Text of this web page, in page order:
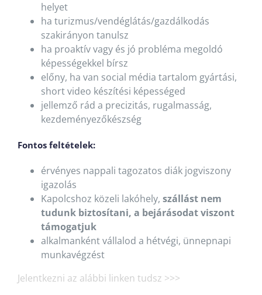
helyet
ha turizmus/vendéglátás/gazdálkodás
szakirányon tanulsz
ha proaktív vagy és jó probléma megoldó
képességekkel bírsz
előny, ha van social média tartalom gyártási,
short video készítési képességed
jellemző rád a precizitás, rugalmasság,
kezdeményezőkészség
Fontos feltételek:
érvényes nappali tagozatos diák jogviszony
igazolás
Kapolcshoz közeli lakóhely, szállást nem
tudunk biztosítani, a bejárásodat viszont
támogatjuk
alkalmanként vállalod a hétvégi, ünnepnapi
munkavégzést
Jelentkezni az alábbi linken tudsz >>>